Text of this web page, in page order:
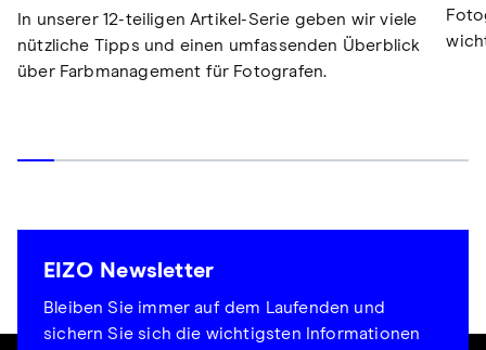
In unserer 12-teiligen Artikel-Serie geben wir viele
nützliche Tipps und einen umfassenden Überblick
über Farbmanagement für Fotografen.
EIZO Newsletter
Bleiben Sie immer auf dem Laufenden und
sichern Sie sich die wichtigsten Informationen